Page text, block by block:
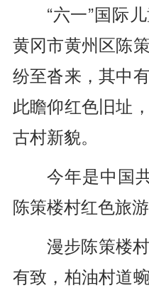
“六一”国际
黄冈市黄州区陈
纷至沓来，其中
此瞻仰红色旧址
古村新貌。
今年是中国
陈策楼村红色旅
漫步陈策楼
有致，柏油村道